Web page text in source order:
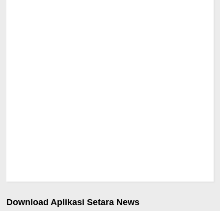
Download Aplikasi Setara News